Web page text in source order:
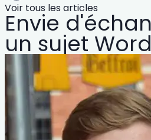
Voir tous les articles
Envie
un sujet